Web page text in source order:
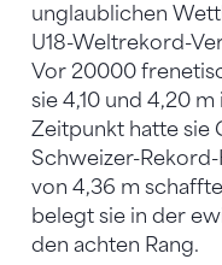
unglaublichen
U18-Weltrekord-
Vor 20000
sie 4,10 und 4,20
Zeitpunkt hatte sie
Schweizer-
von 4,36 m
belegt sie in der
den achten Rang.